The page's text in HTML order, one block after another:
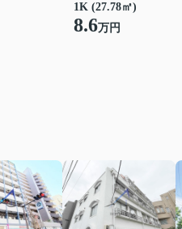
1K (27.78㎡)
8.6万円